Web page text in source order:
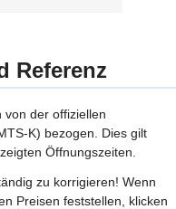
Referenz
von der offiziellen
K) bezogen. Dies gilt
Öffnungszeiten.
zu korrigieren! Wenn
Preisen feststellen, klicken